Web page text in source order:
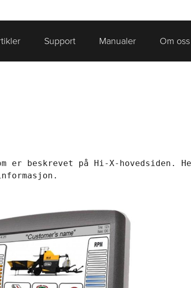
Support Manualer Om oss
er beskrevet på Hi-X-hovedsiden.